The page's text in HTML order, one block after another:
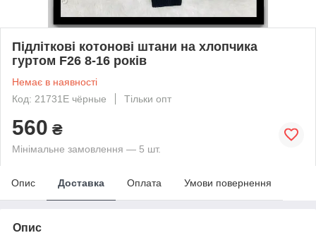
Підліткові котонові штани на хлопчика
гуртом F26 8-16 років
Немає в наявності
Код: 21731Е чёрные
Тільки опт
560 ₴
Мінімальне замовлення — 5 шт.
Опис Доставка Оплата Умови повернення
Опис